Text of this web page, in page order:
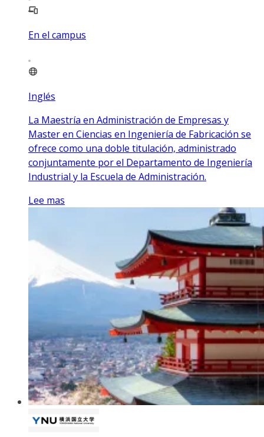
En el campus
Inglés
La Maestría en Administración de Empresas y
Master en Ciencias en Ingeniería de Fabricación se
ofrece como una doble titulación, administrado
conjuntamente por el Departamento de Ingeniería
Industrial y la Escuela de Administración.
Lee mas